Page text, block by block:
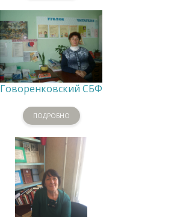
Говоренковский СБФ
ПОДРОБНО